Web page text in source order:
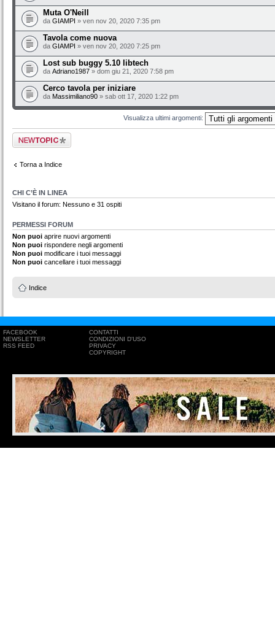
Muta O'Neill
da GIAMPI » ven nov 20, 2020 7:35 pm
Tavola come nuova
da GIAMPI » ven nov 20, 2020 7:25 pm
Lost sub buggy 5.10 libtech
da Adriano1987 » dom giu 21, 2020 7:58 pm
Cerco tavola per iniziare
da Massimiliano90 » sab ott 17, 2020 1:22 pm
Visualizza ultimi argomenti:
Scrivi un nuovo
argomento
Torna a Indice
CHI C’È IN LINEA
Visitano il forum: Nessuno e 31 ospiti
PERMESSI FORUM
Non puoi aprire nuovi argomenti
Non puoi rispondere negli argomenti
Non puoi modificare i tuoi messaggi
Non puoi cancellare i tuoi messaggi
Indice
FACEBOOK
NEWSLETTER
RSS FEED
CONTATTI
CONDIZIONI D'USO
PRIVACY
COPYRIGHT